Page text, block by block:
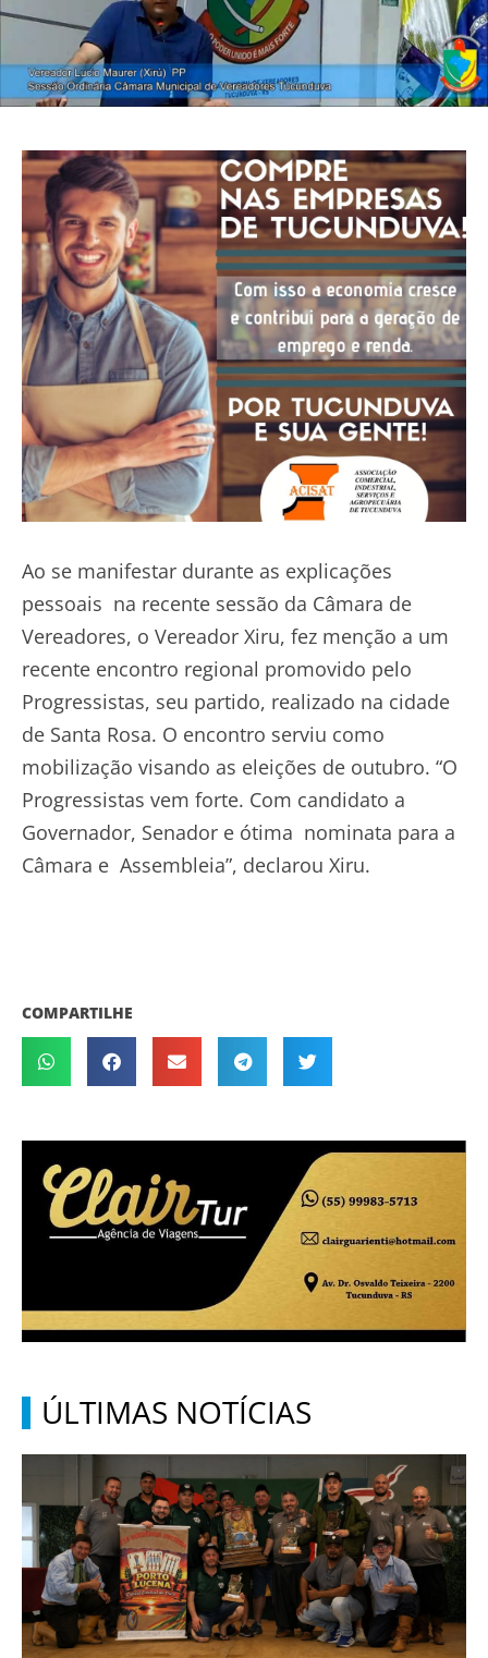
Ao se manifestar durante as explicações
pessoais na recente sessão da Câmara de
Vereadores, o Vereador Xiru, fez menção a um
recente encontro regional promovido pelo
Progressistas, seu partido, realizado na cidade
de Santa Rosa. O encontro serviu como
mobilização visando as eleições de outubro. “O
Progressistas vem forte. Com candidato a
Governador, Senador e ótima nominata para a
Câmara e Assembleia”, declarou Xiru.
COMPARTILHE
ÚLTIMAS NOTÍCIAS